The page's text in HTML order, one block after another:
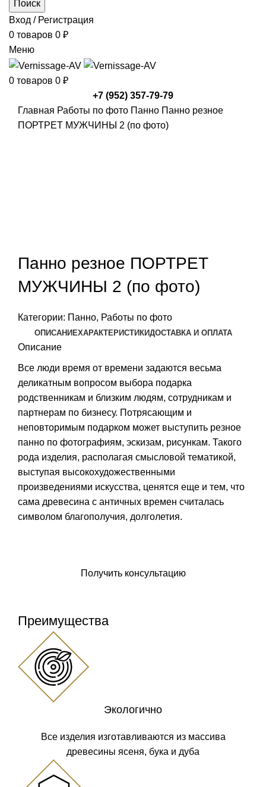
Поиск
Вход / Регистрация
0 товаров 0 ₽
Меню
0 товаров 0 ₽
+7 (952) 357-79-79
Главная Работы по фото Панно Панно резное
ПОРТРЕТ МУЖЧИНЫ 2 (по фото)
Панно резное ПОРТРЕТ
МУЖЧИНЫ 2 (по фото)
Категории: Панно, Работы по фото
ОПИСАНИЕХАРАКТЕРИСТИКИДОСТАВКА И ОПЛАТА
Описание
Все люди время от времени задаются весьма
деликатным вопросом выбора подарка
родственникам и близким людям, сотрудникам и
партнерам по бизнесу. Потрясающим и
неповторимым подарком может выступить резное
панно по фотографиям, эскизам, рисункам. Такого
рода изделия, располагая смысловой тематикой,
выступая высокохудожественными
произведениями искусства, ценятся еще и тем, что
сама древесина с античных времен считалась
символом благополучия, долголетия.
Получить консультацию
Преимущества
Экологично
Все изделия изготавливаются из массива
древесины ясеня, бука и дуба